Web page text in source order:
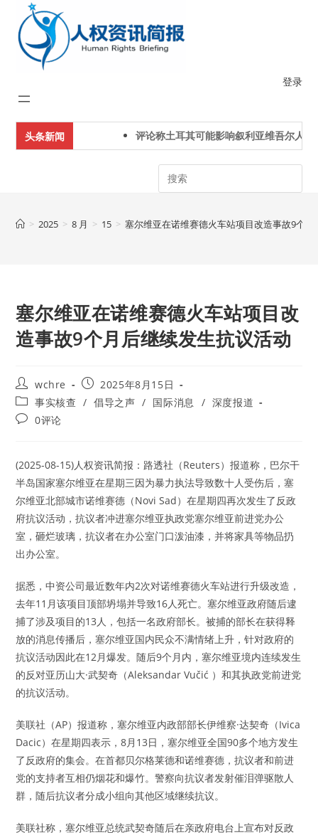
content
登录
头条新闻 评论称土耳其可能影响叙利亚维吾尔人下
Search
> 2025 > 8 月 > 15 > 塞尔维亚在诺维赛德火车站项目改造事故9个
塞尔维亚在诺维赛德火车站项目改
造事故9个月后继续发生抗议活动
Post
author:
wchre
Post
published:
2025年8月15日
Post
category:
事实核查 / 倡导之声 / 国际消息 / 深度报道
Post0评论
(2025-08-15)人权资讯简报：路透社（Reuters）报道称，巴尔干
半岛国家塞尔维亚在星期三因为暴力执法导致数十人受伤后，塞
尔维亚北部城市诺维赛德（Novi Sad）在星期四再次发生了反政
府抗议活动，抗议者冲进塞尔维亚执政党塞尔维亚前进党办公
室，砸烂玻璃，抗议者在办公室门口泼油漆，并将家具等物品扔
出办公室。
据悉，中资公司最近数年内2次对诺维赛德火车站进行升级改造，
去年11月该项目顶部坍塌并导致16人死亡。塞尔维亚政府随后逮
捕了涉及项目的13人，包括一名政府部长。被捕的部长在获得释
放的消息传播后，塞尔维亚国内民众不满情绪上升，针对政府的
抗议活动因此在12月爆发。随后9个月内，塞尔维亚境内连续发生
的反对亚历山大·武契奇（Aleksandar Vučić ）和其执政党前进党
的抗议活动。
美联社（AP）报道称，塞尔维亚内政部部长伊维察·达契奇（Ivica
Dacic）在星期四表示，8月13日，塞尔维亚全国90多个地方发生
了反政府的集会。在首都贝尔格莱德和诺维赛德，抗议者和前进
党的支持者互相仍烟花和爆竹。警察向抗议者发射催泪弹驱散人
群，随后抗议者分成小组向其他区域继续抗议。
美联社称，塞尔维亚总统武契奇随后在亲政府电台上宣布对反政